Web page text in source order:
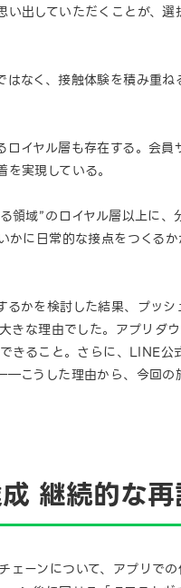
出していただくことが、
なく、接触体験を積み重
イヤル層も存在する。会
実現している。
領域”のロイヤル層以上に
に日常的な接点をつくる
かを検討した結果、プッ
きな理由でした。アプリダ
きること。さらに、LINE
こうした理由から、今回
継続的な
ーンについて、アプリで